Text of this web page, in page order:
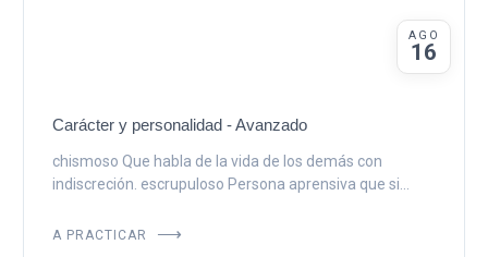
AGO
16
Carácter y personalidad - Avanzado
chismoso Que habla de la vida de los demás con
indiscreción. escrupuloso Persona aprensiva que si...
A PRACTICAR